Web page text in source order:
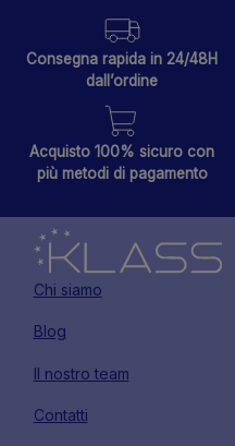
Consegna rapida in 24/48H
dall’ordine
Acquisto 100% sicuro con
più metodi di pagamento
Chi siamo
Blog
Il nostro team
Contatti